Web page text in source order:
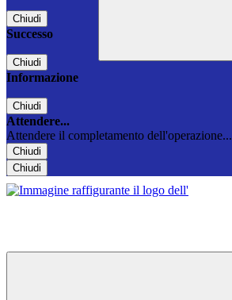
Chiudi
Successo
Chiudi
Informazione
Chiudi
Attendere...
Attendere il completamento dell'operazione...
Chiudi
Chiudi